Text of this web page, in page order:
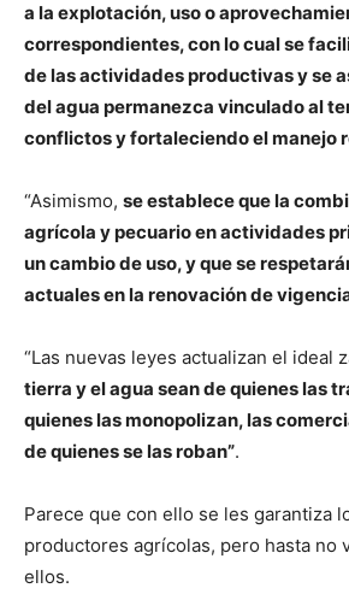
a la explotación, uso o
correspondientes, con lo cual se
de las actividades productivas y se
del agua permanezca vinculado al
conflictos y fortaleciendo el manejo
“Asimismo, se establece que la
agrícola y pecuario en actividades
un cambio de uso, y que se
actuales en la renovación de
“Las nuevas leyes actualizan el ideal
tierra y el agua sean de quienes las
quienes las monopolizan, las
de quienes se las roban”.
Parece que con ello se les garantiza
productores agrícolas, pero hasta no
ellos.